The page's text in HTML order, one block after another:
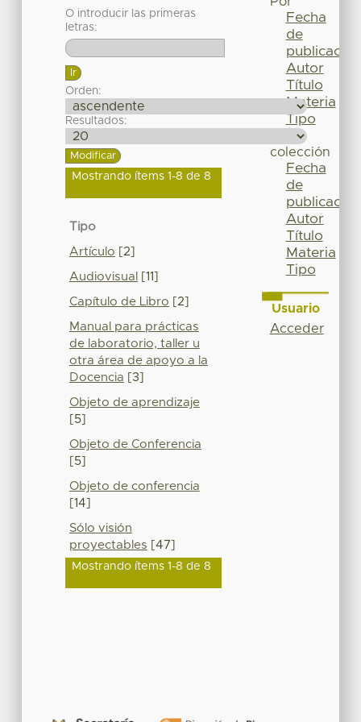
O introducir las primeras
letras:
Orden:
Resultados:
Mostrando ítems 1-8 de 8
Tipo
Artículo [2]
Audiovisual [11]
Capítulo de Libro [2]
Manual para prácticas
de laboratorio, taller u
otra área de apoyo a la
Docencia [3]
Objeto de aprendizaje
[5]
Objeto de Conferencia
[5]
Objeto de conferencia
[14]
Sólo visión
proyectables [47]
Mostrando ítems 1-8 de 8
Fecha
de
publicación
Autor
Título
Materia
Tipo
colección
Fecha
de
publicación
Autor
Título
Materia
Tipo
Usuario
Acceder